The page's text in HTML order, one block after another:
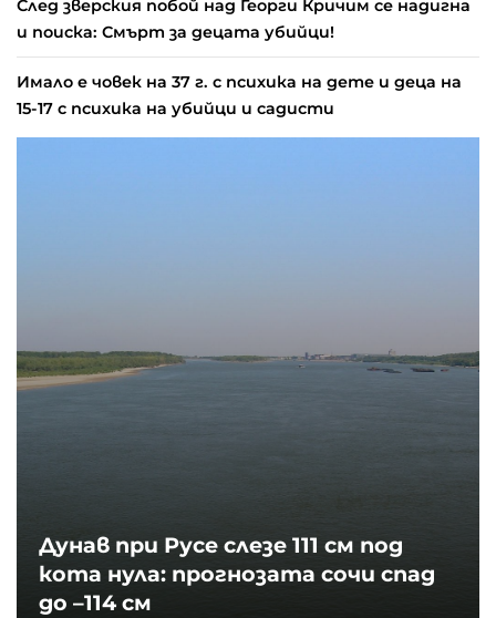
След зверския побой над Георги Кричим се надигна
и поиска: Смърт за децата убийци!
Имало е човек на 37 г. с психика на дете и деца на
15-17 с психика на убийци и садисти
от омраза е
Материалите на Карбовски описват механизъм,
Дунав при Русе слезе 111 см под
кота нула: прогнозата сочи спад
до –114 см